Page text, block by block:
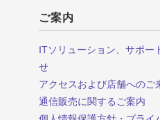
ご案内
ITソリューション、サポー
せ
アクセスおよび店舗へのご
通信販売に関するご案内